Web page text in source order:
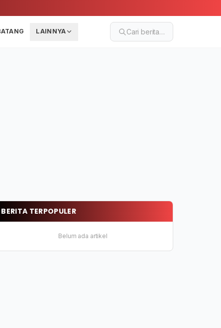
LAINNYA Cari berita…
BERITA TERPOPULER
Belum ada artikel